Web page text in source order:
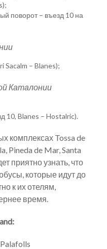
поворот – въезд 10 на
Sacalm – Blanes);
Каталонии
10, Blanes – Hostalric).
комплексах Tossa de
Pineda de Mar, Santa
приятно узнать, что
которые идут до
к их отелям,
время.